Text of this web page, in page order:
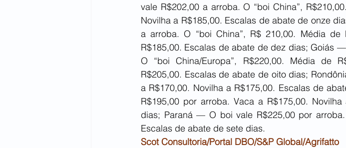
vale R$202,00 a arroba. O “boi China”,
Novilha a R$185,00. Escalas de abate de onze
a arroba. O “boi China”, R$ 210,00. Média de
R$185,00. Escalas de abate de dez dias; Goiás
O “boi China/Europa”, R$220,00. Média de
R$205,00. Escalas de abate de oito dias;
a R$170,00. Novilha a R$175,00. Escalas de
R$195,00 por arroba. Vaca a R$175,00.
dias; Paraná — O boi vale R$225,00 por
Escalas de abate de sete dias.
Scot Consultoria/Portal DBO/S&P Global/Agrifatto